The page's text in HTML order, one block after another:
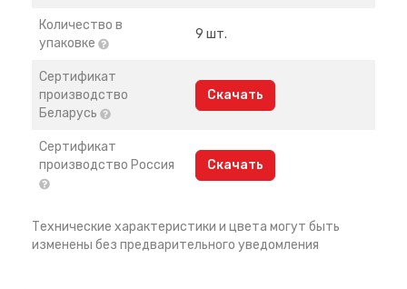
Количество в
упаковке
9 шт.
Сертификат
производство
Беларусь
Скачать
Сертификат
производство Россия
Скачать
Технические характеристики и цвета могут быть
изменены без предварительного уведомления